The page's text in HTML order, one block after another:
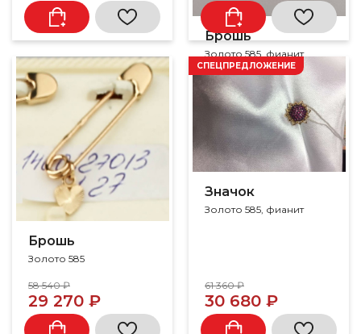
Брошь
Золото 585, фианит
Брошь
Золото 585
58 540 ₽
29 270 ₽
Значок
Золото 585, фианит
СПЕЦПРЕДЛОЖЕНИЕ
61 360 ₽
30 680 ₽